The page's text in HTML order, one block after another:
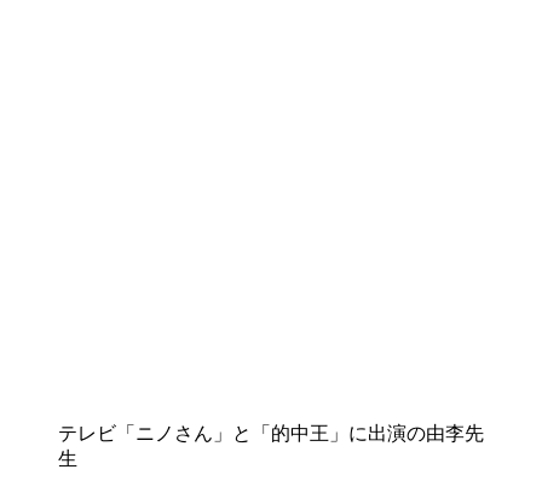
テレビ「ニノさん」と「的中王」に出演の由李先
生